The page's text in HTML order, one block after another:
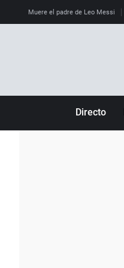
Muere el padre de Leo Messi
Directo